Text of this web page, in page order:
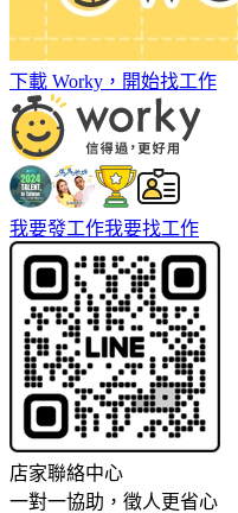
下載 Worky，開始找工作
我要發工作我要找工作
店家聯絡中心
一對一協助，徵人更省心